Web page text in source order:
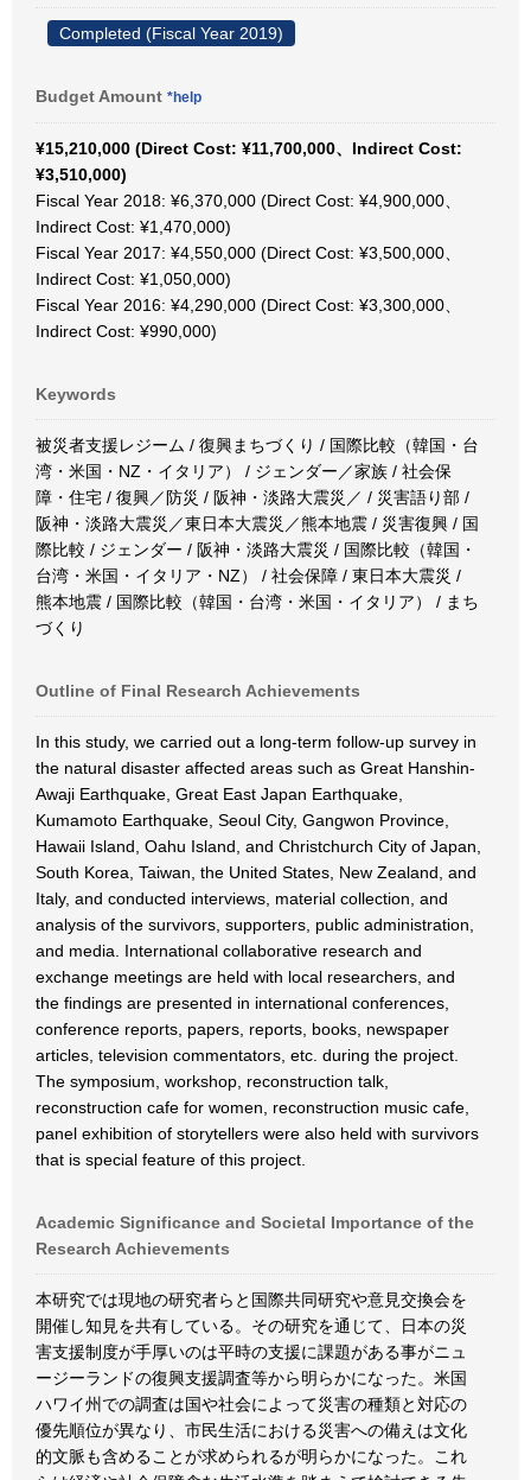
Completed (Fiscal Year 2019)
Budget Amount *help
¥15,210,000 (Direct Cost: ¥11,700,000、Indirect Cost:
¥3,510,000)
Fiscal Year 2018: ¥6,370,000 (Direct Cost: ¥4,900,000、
Indirect Cost: ¥1,470,000)
Fiscal Year 2017: ¥4,550,000 (Direct Cost: ¥3,500,000、
Indirect Cost: ¥1,050,000)
Fiscal Year 2016: ¥4,290,000 (Direct Cost: ¥3,300,000、
Indirect Cost: ¥990,000)
Keywords
被災者支援レジーム / 復興まちづくり / 国際比較（韓国・台
湾・米国・NZ・イタリア） / ジェンダー／家族 / 社会保
障・住宅 / 復興／防災 / 阪神・淡路大震災／ / 災害語り部 /
阪神・淡路大震災／東日本大震災／熊本地震 / 災害復興 / 国
際比較 / ジェンダー / 阪神・淡路大震災 / 国際比較（韓国・
台湾・米国・イタリア・NZ） / 社会保障 / 東日本大震災 /
熊本地震 / 国際比較（韓国・台湾・米国・イタリア） / まち
づくり
Outline of Final Research Achievements
In this study, we carried out a long-term follow-up survey in
the natural disaster affected areas such as Great Hanshin-
Awaji Earthquake, Great East Japan Earthquake,
Kumamoto Earthquake, Seoul City, Gangwon Province,
Hawaii Island, Oahu Island, and Christchurch City of Japan,
South Korea, Taiwan, the United States, New Zealand, and
Italy, and conducted interviews, material collection, and
analysis of the survivors, supporters, public administration,
and media. International collaborative research and
exchange meetings are held with local researchers, and
the findings are presented in international conferences,
conference reports, papers, reports, books, newspaper
articles, television commentators, etc. during the project.
The symposium, workshop, reconstruction talk,
reconstruction cafe for women, reconstruction music cafe,
panel exhibition of storytellers were also held with survivors
that is special feature of this project.
Academic Significance and Societal Importance of the
Research Achievements
本研究では現地の研究者らと国際共同研究や意見交換会を
開催し知見を共有している。その研究を通じて、日本の災
害支援制度が手厚いのは平時の支援に課題がある事がニュ
ージーランドの復興支援調査等から明らかになった。米国
ハワイ州での調査は国や社会によって災害の種類と対応の
優先順位が異なり、市民生活における災害への備えは文化
的文脈も含めることが求められるが明らかになった。これ